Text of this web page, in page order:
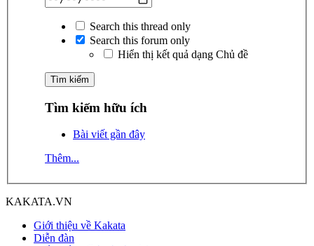
Search this thread only
Search this forum only
Hiển thị kết quả dạng Chủ đề
Tìm kiếm hữu ích
Bài viết gần đây
Thêm...
KAKATA.VN
Giới thiệu về Kakata
Diễn đàn